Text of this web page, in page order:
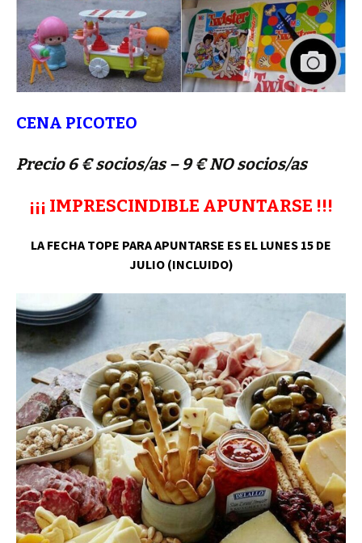
CENA PICOTEO
Precio 6 € socios/as – 9 € NO socios/as
¡¡¡ IMPRESCINDIBLE APUNTARSE !!!
LA FECHA TOPE PARA APUNTARSE ES EL LUNES 15 DE
JULIO (INCLUIDO)